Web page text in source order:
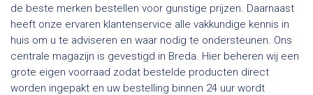
de beste merken bestellen voor gunstige prijzen. Daarnaast
heeft onze ervaren klantenservice alle vakkundige kennis in
huis om u te adviseren en waar nodig te ondersteunen. Ons
centrale magazijn is gevestigd in Breda. Hier beheren wij een
grote eigen voorraad zodat bestelde producten direct
worden ingepakt en uw bestelling binnen 24 uur wordt